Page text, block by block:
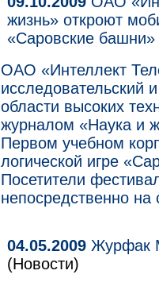
жизнь» откроют
«Саровские
ОАО «Интеллект
исследовательский
области высоких
журналом «Наука и
Первом учебном
логической игре
Посетители
непосредственно
04.05.2009 Журфак
(Новости)